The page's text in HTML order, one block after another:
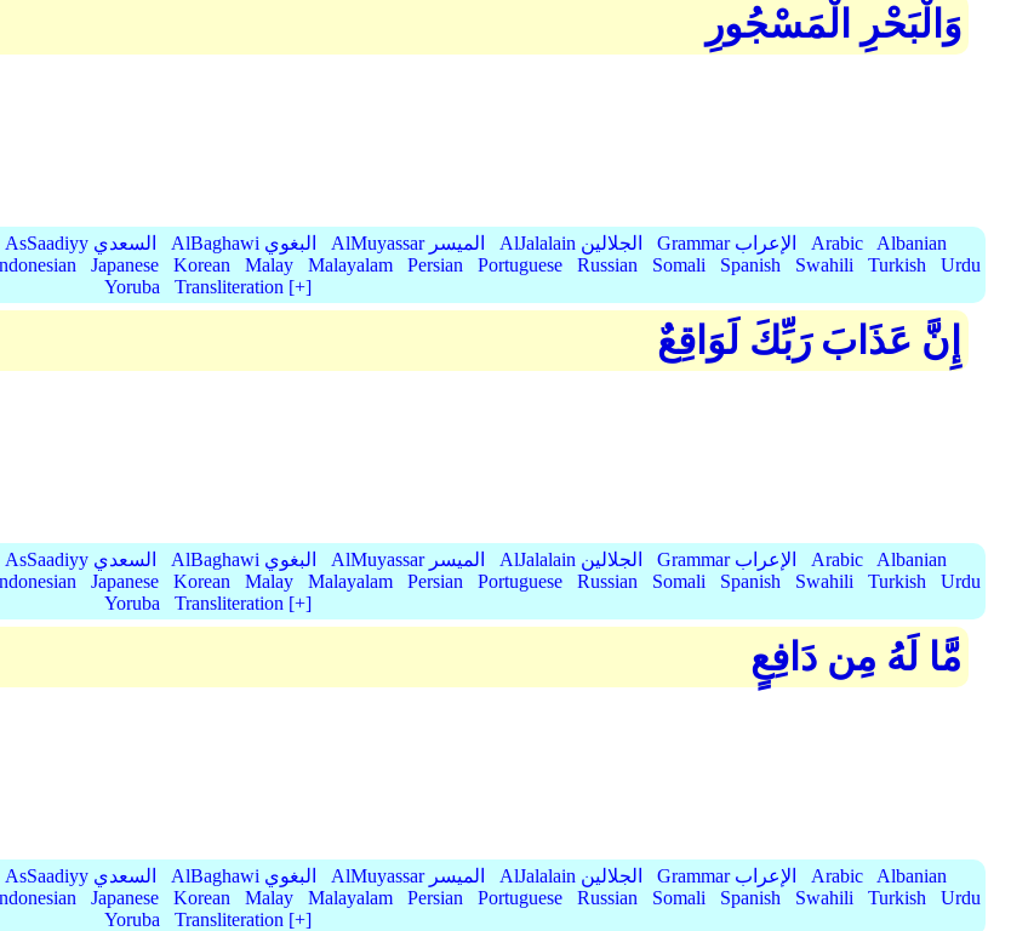
وَالْبَحْرِ الْمَسْجُورِ
AsSaadiyy السعدي AlBaghawi البغوي AlMuyassar الميسر AlJalalain الجلالين Grammar الإعراب Arabic
Albanian
Japanese Korean Malay Malayalam Persian Portuguese Russian Somali Spanish Swahili Turkish
Urdu
Yoruba
Transliteration [+]
إِنَّ عَذَابَ رَبِّكَ لَوَاقِعٌ
AsSaadiyy السعدي AlBaghawi البغوي AlMuyassar الميسر AlJalalain الجلالين Grammar الإعراب Arabic
Albanian
Japanese Korean Malay Malayalam Persian Portuguese Russian Somali Spanish Swahili Turkish
Urdu
Yoruba
Transliteration [+]
مَّا لَهُ مِن دَافِعٍ
AsSaadiyy السعدي AlBaghawi البغوي AlMuyassar الميسر AlJalalain الجلالين Grammar الإعراب Arabic
Albanian
Japanese Korean Malay Malayalam Persian Portuguese Russian Somali Spanish Swahili Turkish
Urdu
Yoruba
Transliteration [+]